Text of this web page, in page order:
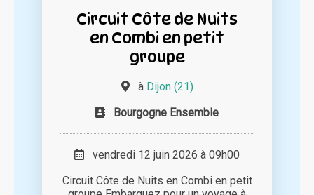
Circuit Côte de Nuits
en Combi en petit
groupe
à Dijon (21)
Bourgogne Ensemble
vendredi 12 juin 2026 à 09h00
Circuit Côte de Nuits en Combi en petit